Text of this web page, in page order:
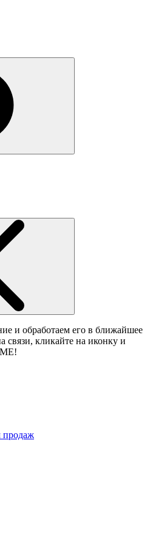
и обработаем его в ближайшее
связи, кликайте на иконку и
продаж